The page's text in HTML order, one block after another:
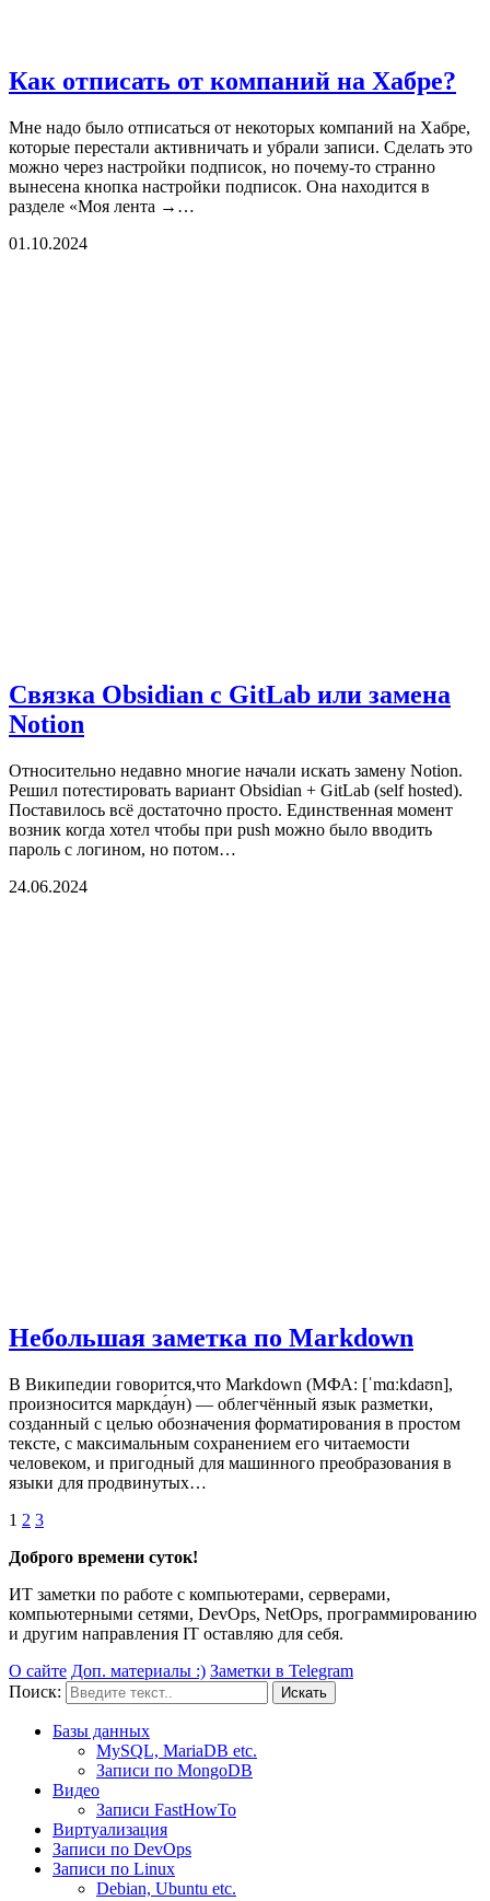
Как отписать от компаний на Хабре?
Мне надо было отписаться от некоторых компаний на Хабре,
которые перестали активничать и убрали записи. Сделать это
можно через настройки подписок, но почему-то странно
вынесена кнопка настройки подписок. Она находится в
разделе «Моя лента →…
01.10.2024
Связка Obsidian c GitLab или замена
Notion
Относительно недавно многие начали искать замену Notion.
Решил потестировать вариант Obsidian + GitLab (self hosted).
Поставилось всё достаточно просто. Единственная момент
возник когда хотел чтобы при push можно было вводить
пароль с логином, но потом…
24.06.2024
Небольшая заметка по Markdown
В Википедии говорится,что Markdown (МФА: [ˈmɑːkdaʊn],
произносится маркда́ун) — облегчённый язык разметки,
созданный с целью обозначения форматирования в простом
тексте, с максимальным сохранением его читаемости
человеком, и пригодный для машинного преобразования в
языки для продвинутых…
1 2 3
Доброго времени суток!
ИТ заметки по работе с компьютерами, серверами,
компьютерными сетями, DevOps, NetOps, программированию
и другим направления IT оставляю для себя.
О сайте Доп. материалы :) Заметки в Telegram
Поиск:
Базы данных
MySQL, MariaDB etc.
Записи по MongoDB
Видео
Записи FastHowTo
Виртуализация
Записи по DevOps
Записи по Linux
Debian, Ubuntu etc.